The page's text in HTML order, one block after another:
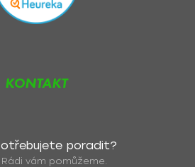
KONTAKT
poradit?
Rádi vám pomůžeme.